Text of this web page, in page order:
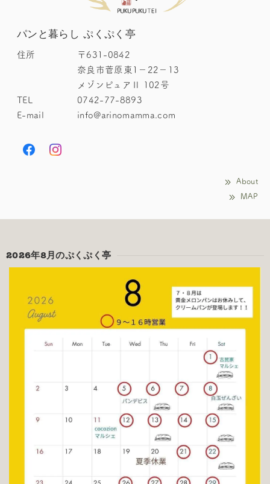
パンと暮らし ぷくぷく亭
住所
〒631-0842
奈良市菅原東1－22－13
メゾンピュアⅡ 102号
TEL
0742-77-8893
E-mail
info@arinomamma.com
About
MAP
2026年8月のぷくぷく亭